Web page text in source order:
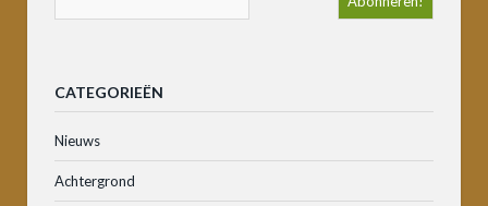
CATEGORIEËN
Nieuws
Achtergrond